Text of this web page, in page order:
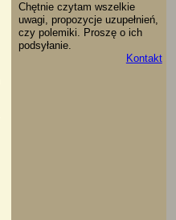
Chętnie czytam wszelkie
uwagi, propozycje uzupełnień,
czy polemiki. Proszę o ich
podsyłanie.
Kontakt